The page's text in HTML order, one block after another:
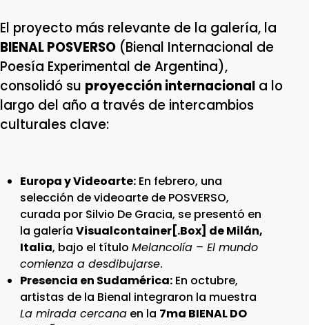
El proyecto más relevante de la galería, la
BIENAL POSVERSO (Bienal Internacional de
Poesía Experimental de Argentina),
consolidó su proyección internacional a lo
largo del año a través de intercambios
culturales clave:
Europa y Videoarte:En febrero, una
selección de videoarte de POSVERSO,
curada por Silvio De Gracia, se presentó en
la galería Visualcontainer[.Box] de Milán,
Italia, bajo el título Melancolía – El mundo
comienza a desdibujarse.
Presencia en Sudamérica:En octubre,
artistas de la Bienal integraron la muestra
La mirada cercanaen la 7ma BIENAL DO